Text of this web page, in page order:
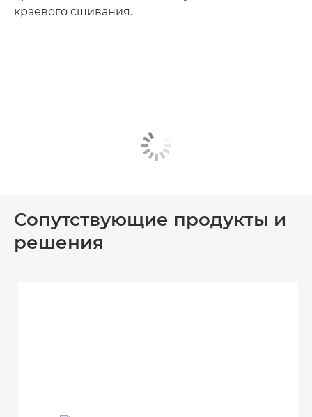
краевого сшивания.
Сопутствующие продукты и
решения